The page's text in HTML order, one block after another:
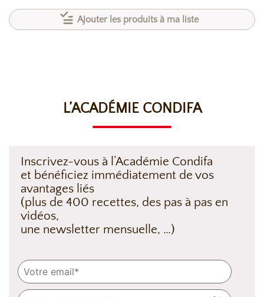
Ajouter les produits à ma liste
L’ACADÉMIE CONDIFA
Inscrivez-vous à l’Académie Condifa
et bénéficiez immédiatement de vos
avantages liés
(plus de 400 recettes, des pas à pas en
vidéos,
une newsletter mensuelle, …)